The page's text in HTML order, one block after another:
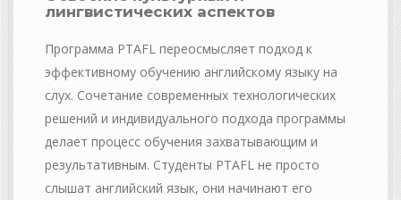
лингвистических аспектов
Программа PTAFL переосмысляет подход к
эффективному обучению английскому языку на
слух. Сочетание современных технологических
решений и индивидуального подхода программы
делает процесс обучения захватывающим и
результативным. Студенты PTAFL не просто
слышат английский язык, они начинают его